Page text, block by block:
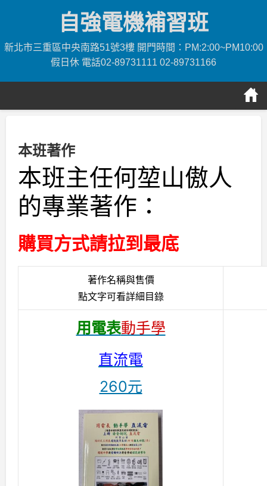
自強電機補習班
新北市三重區中央南路51號3樓 開門時間：PM:2:00~PM10:00
假日休 電話02-89731111 02-89731166
本班著作
本班主任何堃山傲人
的專業著作：
購買方式請拉到最底
著作名稱與售價
點文字可看詳細目錄
用電表動手學
直流電
260元